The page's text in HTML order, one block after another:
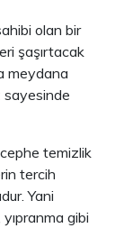
olan bir
şaşırtacak
meydana
sayesinde
temizlik
tercih
Yani
gibi